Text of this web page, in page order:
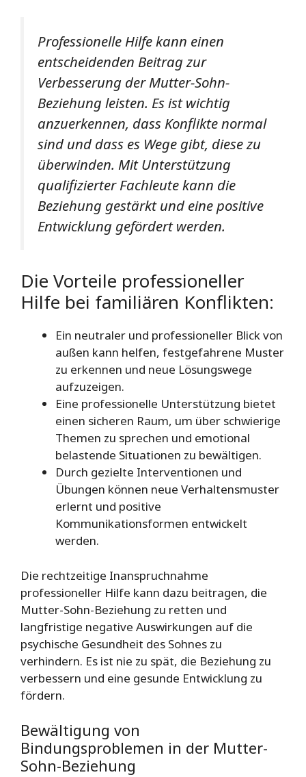
Professionelle Hilfe kann einen
entscheidenden Beitrag zur
Verbesserung der Mutter-Sohn-
Beziehung leisten. Es ist wichtig
anzuerkennen, dass Konflikte normal
sind und dass es Wege gibt, diese zu
überwinden. Mit Unterstützung
qualifizierter Fachleute kann die
Beziehung gestärkt und eine positive
Entwicklung gefördert werden.
Die Vorteile professioneller
Hilfe bei familiären Konflikten:
Ein neutraler und professioneller Blick von
außen kann helfen, festgefahrene Muster
zu erkennen und neue Lösungswege
aufzuzeigen.
Eine professionelle Unterstützung bietet
einen sicheren Raum, um über schwierige
Themen zu sprechen und emotional
belastende Situationen zu bewältigen.
Durch gezielte Interventionen und
Übungen können neue Verhaltensmuster
erlernt und positive
Kommunikationsformen entwickelt
werden.
Die rechtzeitige Inanspruchnahme
professioneller Hilfe kann dazu beitragen, die
Mutter-Sohn-Beziehung zu retten und
langfristige negative Auswirkungen auf die
psychische Gesundheit des Sohnes zu
verhindern. Es ist nie zu spät, die Beziehung zu
verbessern und eine gesunde Entwicklung zu
fördern.
Bewältigung von
Bindungsproblemen in der Mutter-
Sohn-Beziehung